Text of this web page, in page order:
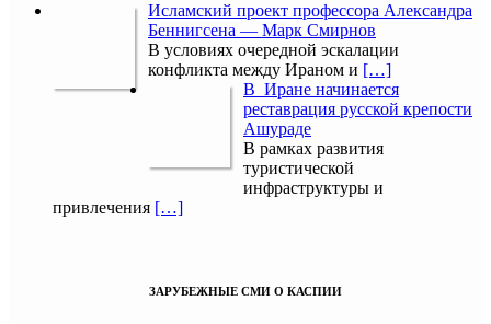
Исламский проект профессора Александра
Беннигсена — Марк Смирнов
В условиях очередной эскалации
конфликта между Ираном и […]
В Иране начинается
реставрация русской крепости
Ашураде
В рамках развития
туристической
инфраструктуры и
привлечения […]
ЗАРУБЕЖНЫЕ СМИ О КАСПИИ